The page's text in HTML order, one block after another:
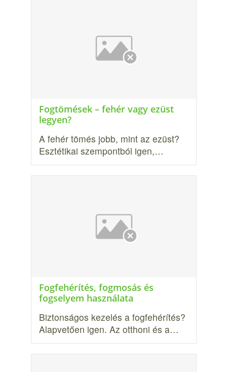
Fogtömések – fehér vagy ezüst
legyen?
A fehér tömés jobb, mint az ezüst?
Esztétikai szempontból igen,…
Fogfehérítés, fogmosás és
fogselyem használata
Biztonságos kezelés a fogfehérítés?
Alapvetően igen. Az otthoni és a…